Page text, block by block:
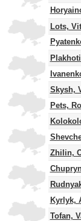
Lots,
Skysh,
Pets,
Zhilin,
Kyrlyk,
Tofan,